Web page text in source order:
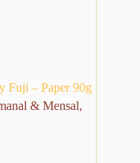
Fuji – Paper 90g
& Mensal,